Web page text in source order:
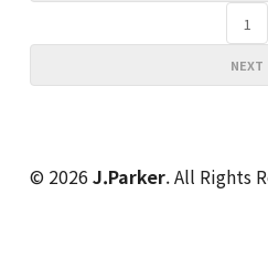
1
NEXT
© 2026 J.Parker. All Rights